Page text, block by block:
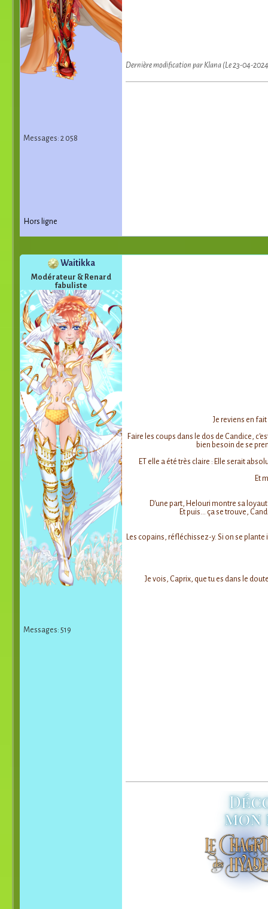
Messages: 2 058
Dernière modification par Klana (Le 23-04-
Hors ligne
Waitikka
Modérateur & Renard
fabuliste
Messages: 519
Je reviens en
Faire les coups dans le dos de Candice,
bien besoin de se
ET elle a été très claire : Elle serait
Et
D'une part, Helouri montre sa
Et puis... ça se trouve,
Les copains, réfléchissez-y. Si on se
Je vois, Caprix, que tu es dans le